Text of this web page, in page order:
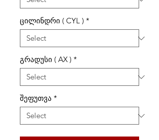
ცილინდრი ( CYL ) *
გრადუსი ( AX ) *
შეფუთვა *